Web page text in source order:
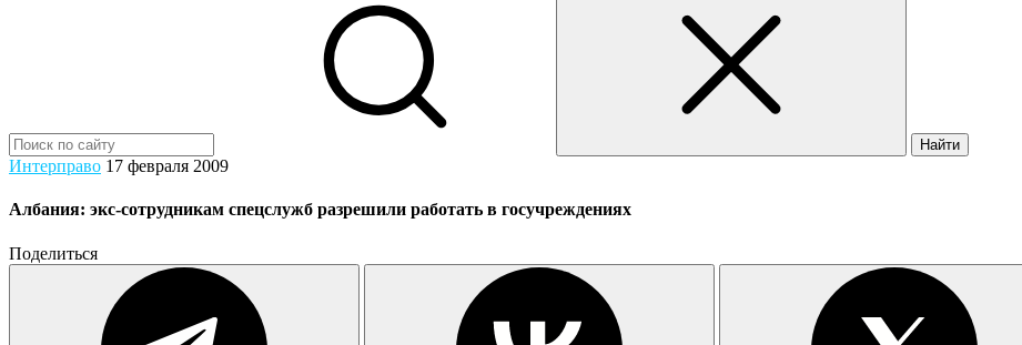
Найти
Интерправо 17 февраля 2009
Албания: экс-сотрудникам спецслужб разрешили работать в госучреждениях
Поделиться